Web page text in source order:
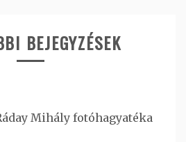
BEJEGYZÉSEK
Mihály fotóhagyatéka